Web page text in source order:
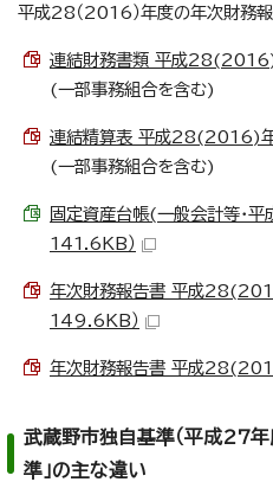
平成28（2016）年度の年次財務報
連結財務書類 平成
(一部事務組合を含む)
連結精算表 平成28(2016)
(一部事務組合を含む)
固定資産台帳(一般会計等・
141.6KB）
年次財務報告書 平成
149.6KB）
年次財務報告書 平成
武蔵野市独自基準（平成27年
準」の主な違い